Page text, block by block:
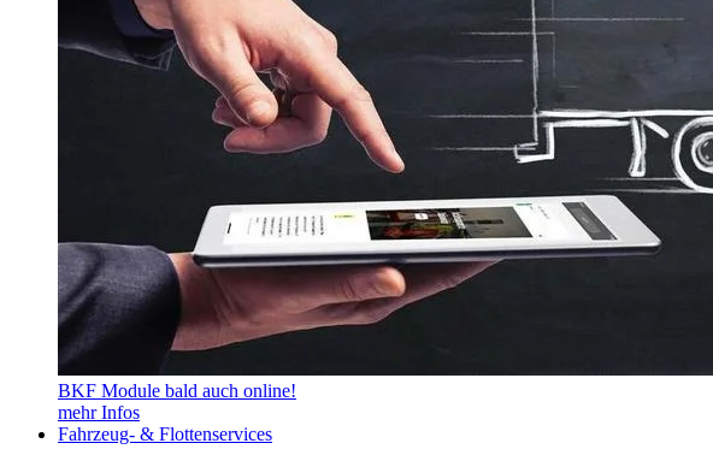
BKF Module bald auch online!
mehr Infos
Fahrzeug- & Flottenservices